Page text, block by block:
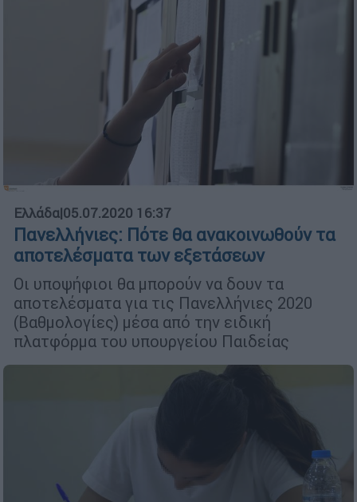
Ελλάδα|05.07.2020 16:37
Πανελλήνιες: Πότε θα ανακοινωθούν τα
αποτελέσματα των εξετάσεων
Οι υποψήφιοι θα μπορούν να δουν τα
αποτελέσματα για τις Πανελλήνιες 2020
(Βαθμολογίες) μέσα από την ειδική
πλατφόρμα του υπουργείου Παιδείας